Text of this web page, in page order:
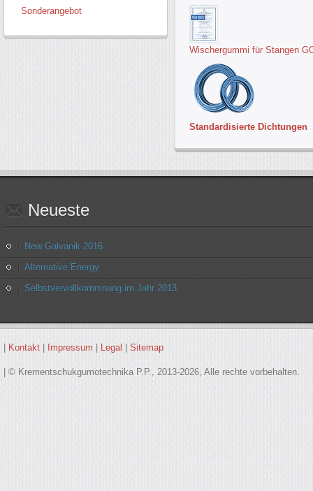
Wischergummi für Stangen
Standardisierte Dichtungen
Sonderangebot
Neueste
New Galvanik 2016
Alternative Energy
Selbstvervollkommnung im Jahr 2013
Kontakt Impressum Legal Sitemap
| © Krementschukgumotechnika P.P., 2013-2026, Alle rechte vorbehalten.